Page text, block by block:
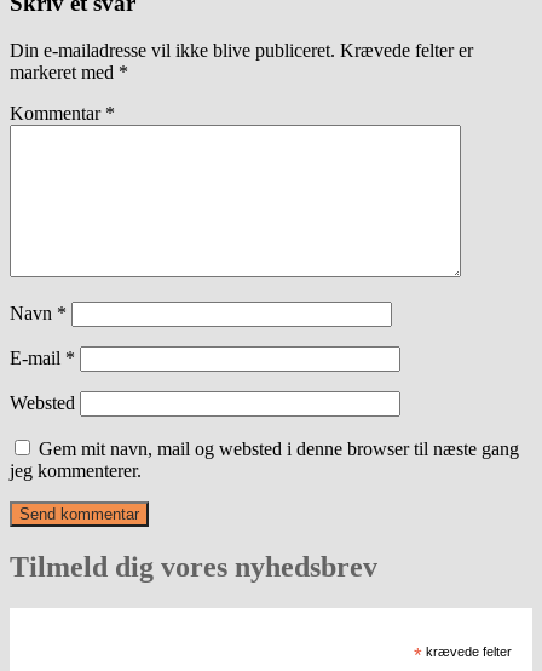
Din e-mailadresse vil ikke blive publiceret. Krævede felter er
markeret med *
Kommentar *
Navn *
E-mail *
Websted
Gem mit navn, mail og websted i denne browser til næste gang
jeg kommenterer.
Tilmeld dig vores nyhedsbrev
* krævede felter